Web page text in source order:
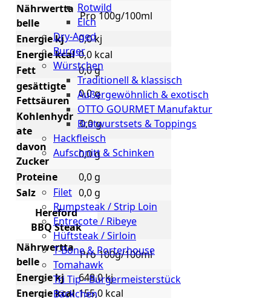
Rotwild
Elch
Dry-Aged
Burger
Würstchen
Traditionell & klassisch
Außergewöhnlich & exotisch
OTTO GOURMET Manufaktur
Bratwurstsets & Toppings
Hackfleisch
Aufschnitt & Schinken
Cuts
Filet
Rumpsteak / Strip Loin
Entrecote / Ribeye
Hüftsteak / Sirloin
T-Bone & Porterhouse
Tomahawk
Tri Tip - Bürgermeisterstück
Bäckchen
Nährwertta
belle
Pro 100g/100ml
Energie kj
0,0 kj
Energie kcal 0,0 kcal
Fett
0,0 g
gesättigte
Fettsäuren
0,0 g
Kohlenhydr
ate
0,0 g
davon
Zucker
0,0 g
Proteine
0,0 g
Salz
0,0 g
Hereford
BBQ Steak
Nährwertta
belle
Pro 100g/100ml
Energie kj
648,0 kj
Energie kcal 155,0 kcal